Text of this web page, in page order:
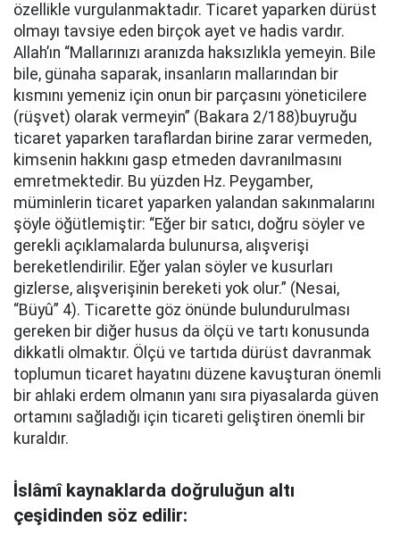
özellikle vurgulanmaktadır. Ticaret yaparken dürüst
olmayı tavsiye eden birçok ayet ve hadis vardır.
Allah’ın “Mallarınızı aranızda haksızlıkla yemeyin. Bile
bile, günaha saparak, insanların mallarından bir
kısmını yemeniz için onun bir parçasını yöneticilere
(rüşvet) olarak vermeyin” (Bakara 2/188)buyruğu
ticaret yaparken taraflardan birine zarar vermeden,
kimsenin hakkını gasp etmeden davranılmasını
emretmektedir. Bu yüzden Hz. Peygamber,
müminlerin ticaret yaparken yalandan sakınmalarını
şöyle öğütlemiştir: “Eğer bir satıcı, doğru söyler ve
gerekli açıklamalarda bulunursa, alışverişi
bereketlendirilir. Eğer yalan söyler ve kusurları
gizlerse, alışverişinin bereketi yok olur.” (Nesai,
“Büyû” 4). Ticarette göz önünde bulundurulması
gereken bir diğer husus da ölçü ve tartı konusunda
dikkatli olmaktır. Ölçü ve tartıda dürüst davranmak
toplumun ticaret hayatını düzene kavuşturan önemli
bir ahlaki erdem olmanın yanı sıra piyasalarda güven
ortamını sağladığı için ticareti geliştiren önemli bir
kuraldır.
İslâmî kaynaklarda doğruluğun altı
çeşidinden söz edilir: